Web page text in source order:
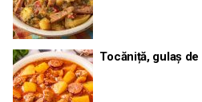
Tocăniță, gulaș